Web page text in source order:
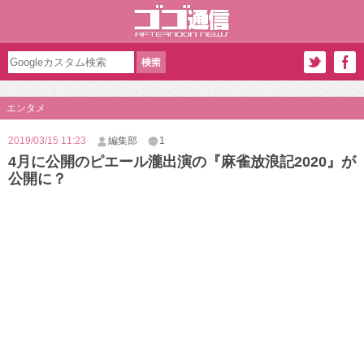
エンタメ
2019/03/15 11:23 編集部 1
4月に公開のピエール瀧出演の『麻雀放浪記2020』が
公開に？